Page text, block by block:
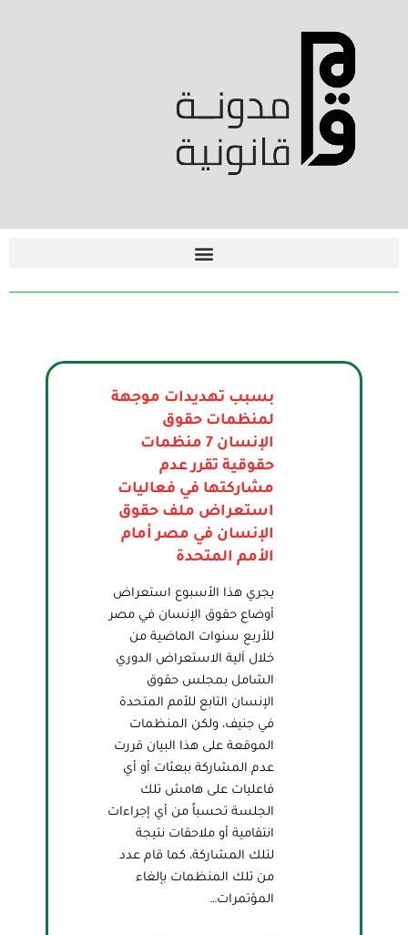
بسبب تهديدات موجهة
لمنظمات حقوق
الإنسان 7 منظمات
حقوقية تقرر عدم
مشاركتها في فعاليات
استعراض ملف حقوق
الإنسان في مصر أمام
الأمم المتحدة
يجري هذا الأسبوع استعراض
أوضاع حقوق الإنسان في مصر
للأربع سنوات الماضية من
خلال آلية الاستعراض الدوري
الشامل بمجلس حقوق
الإنسان التابع للأمم المتحدة
في جنيف، ولكن المنظمات
الموقعة على هذا البيان قررت
عدم المشاركة ببعثات أو أي
فاعليات على هامش تلك
الجلسة تحسباً من أي إجراءات
انتقامية أو ملاحقات نتيجة
لتلك المشاركة، كما قام عدد
من تلك المنظمات بإلغاء
المؤتمرات…